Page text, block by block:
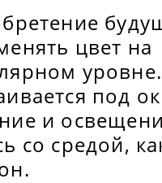
цвет на
под
и
со средой,